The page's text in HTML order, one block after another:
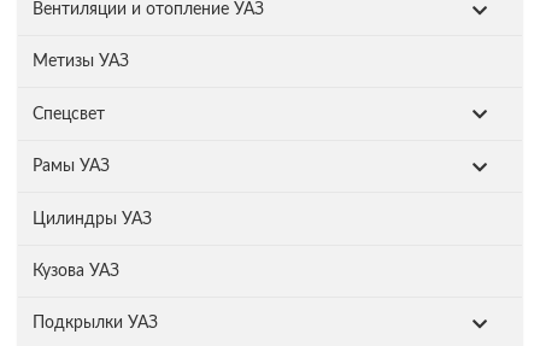
Вентиляции и отопление УАЗ
Метизы УАЗ
Спецсвет
Рамы УАЗ
Цилиндры УАЗ
Кузова УАЗ
Подкрылки УАЗ